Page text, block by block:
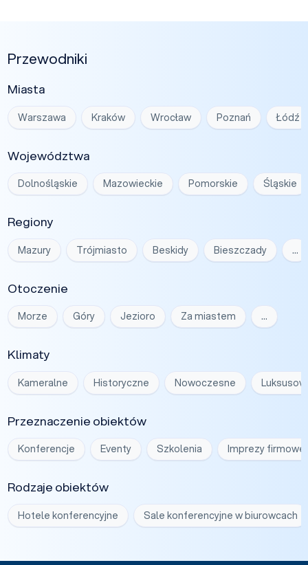
Przewodniki
Miasta
Warszawa Kraków Wrocław Poznań Łódź
Województwa
Dolnośląskie Mazowieckie Pomorskie Śląskie
Regiony
Mazury Trójmiasto Beskidy Bieszczady …
Otoczenie
Morze Góry Jezioro Za miastem …
Klimaty
Kameralne Historyczne Nowoczesne
Przeznaczenie obiektów
Konferencje Eventy Szkolenia Imprezy firmowe
Rodzaje obiektów
Hotele konferencyjne Sale konferencyjne w biurowcach